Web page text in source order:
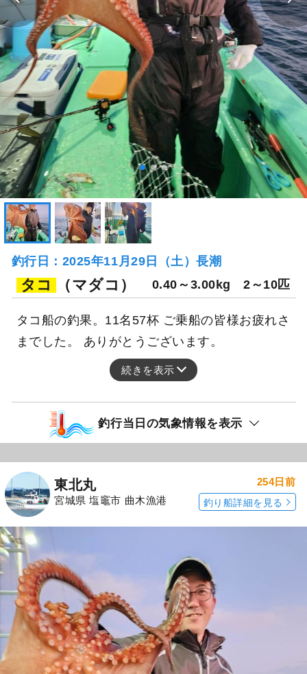
釣行日：2025年11月29日（土）長潮
タコ （マダコ） 0.40～3.00kg 2～10匹
タコ船の釣果。11名57杯 ご乗船の皆様お疲れさ
までした。 ありがとうございます。
続きを表示
釣行当日の気象情報を表示
東北丸
宮城県 塩竈市 曲木漁港
254日前
釣り船詳細を見る